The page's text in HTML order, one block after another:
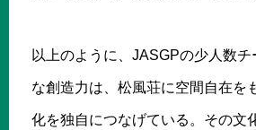
以上のように、JASGPの少人数
な創造力は、松風荘に空間自在を
化を独自につなげている。その文